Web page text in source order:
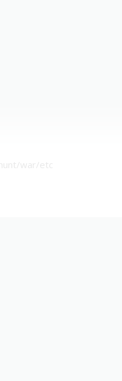
war/etc